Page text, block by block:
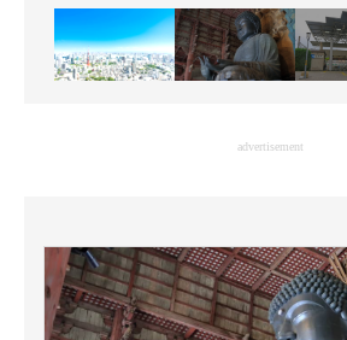
マーケ×ITの今がよく分かる
ITエンジニア向け専門サイト
モノづくり技術者専門サイト
エレクトロニクス専門サイト
advertisement